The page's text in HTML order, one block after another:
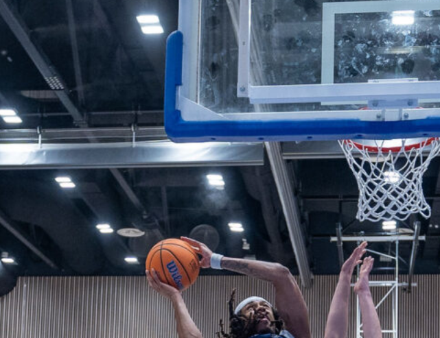
Suomen 16-
vuotiaat pojat
voittivat
Luxemburgin
– EM-kisojen
voittotili
aukesi
vakuuttavalla
pelillä